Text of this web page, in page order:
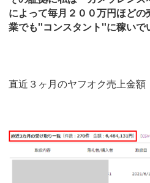
によって毎月２００万円ほどの
業でも''コンスタント''に稼いで
直近３ヶ月のヤフオク売上金額